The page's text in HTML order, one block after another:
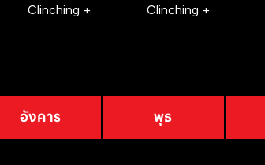
Clinching +
Clinching +
อังคาร พุธ